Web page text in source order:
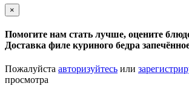
×
Помогите нам стать лучше, оцените
Доставка филе куриного бедра
Пожалуйста авторизуйтесь или
просмотра